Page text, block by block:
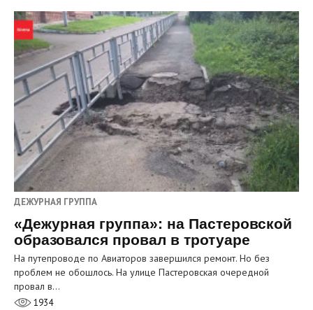
ДЕЖУРНАЯ ГРУППА
«Дежурная группа»: на Пастеровской
образовался провал в тротуаре
На путепроводе по Авиаторов завершился ремонт. Но без
проблем не обошлось. На улице Пастеровская очередной
провал в…
1934